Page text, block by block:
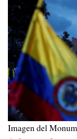
Imagen del